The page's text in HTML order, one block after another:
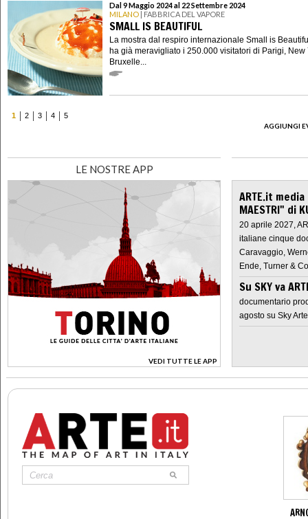
Dal 9 Maggio 2024 al 22 Settembre 2024
MILANO | FABBRICA DEL VAPORE
SMALL IS BEAUTIFUL
La mostra dal respiro internazionale Small is
ha già meravigliato i 250.000 visitatori di Parigi, New
Bruxelle...
1 2 3 4
5
AGGIUNGI
LE NOSTRE APP
VEDI TUTTE LE APP
>
ARTE.it
MAESTRI" di
20 aprile 2027,
italiane cinque
Caravaggio,
Ende, Turner &
Su SKY va
documentario
agosto su Sky Arte